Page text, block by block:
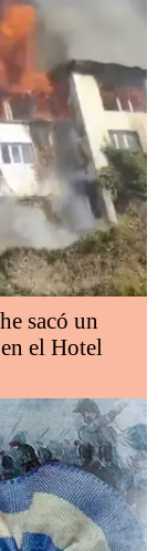
sacó un
el Hotel